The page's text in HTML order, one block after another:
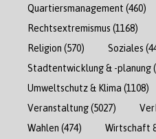
Quartiersmanagement (460)
Rechtsextremismus (1168)
Religion (570) Soziales
Stadtentwicklung & -planung
Umweltschutz & Klima (1108)
Veranstaltung(5027)
Wahlen (474) Wirtschaft